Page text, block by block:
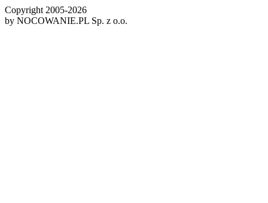
Copyright 2005-2026
by NOCOWANIE.PL Sp. z o.o.